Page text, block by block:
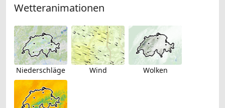
Wetteranimationen
Niederschläge Wind Wolken